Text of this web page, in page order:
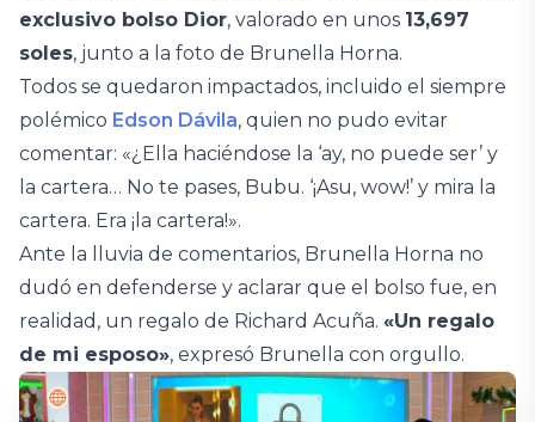
exclusivo bolso Dior, valorado en unos 13,697
soles, junto a la foto de Brunella Horna.
Todos se quedaron impactados, incluido el siempre
polémico Edson Dávila, quien no pudo evitar
comentar: «¿Ella haciéndose la ‘ay, no puede ser’ y
la cartera… No te pases, Bubu. ‘¡Asu, wow!’ y mira la
cartera. Era ¡la cartera!».
Ante la lluvia de comentarios, Brunella Horna no
dudó en defenderse y aclarar que el bolso fue, en
realidad, un regalo de Richard Acuña. «Un regalo
de mi esposo», expresó Brunella con orgullo.